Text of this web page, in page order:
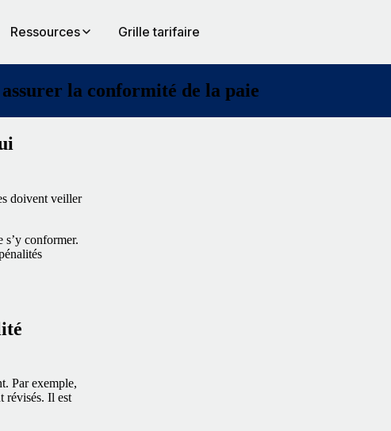
Ressources Grille tarifaire
la conformité de la paie
doivent veiller
s’y conformer.
Par exemple,
révisés. Il est